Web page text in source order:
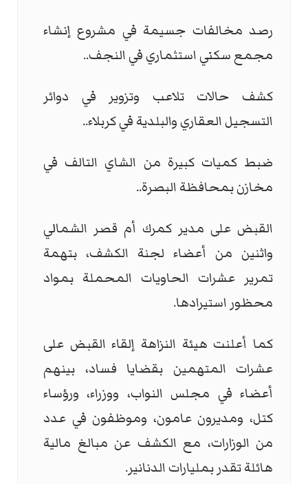
رصد مخالفات جسيمة في مشروع إنشاء
مجمع سكني استثماري في النجف..
كشف حالات تلاعب وتزوير في دوائر
التسجيل العقاري والبلدية في كربلاء..
ضبط كميات كبيرة من الشاي التالف في
مخازن بمحافظة البصرة..
القبض على مدير كمرك أم قصر الشمالي
واثنين من أعضاء لجنة الكشف، بتهمة
تمرير عشرات الحاويات المحملة بمواد
محظور استيرادها.
كما أعلنت هيئة النزاهة إلقاء القبض على
عشرات المتهمين بقضايا فساد، بينهم
أعضاء في مجلس النواب، ووزراء، ورؤساء
كتل، ومديرون عامون، وموظفون في عدد
من الوزارات، مع الكشف عن مبالغ مالية
هائلة تقدر بمليارات الدنانير.